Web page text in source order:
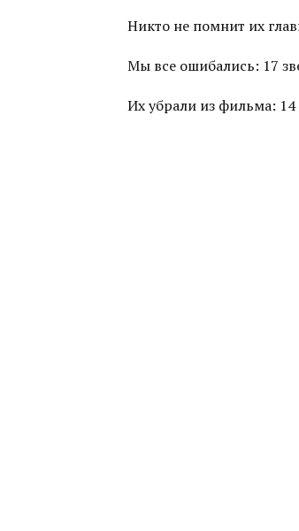
Никто не помнит их
Мы все ошибались: 17
Их убрали из фильма: